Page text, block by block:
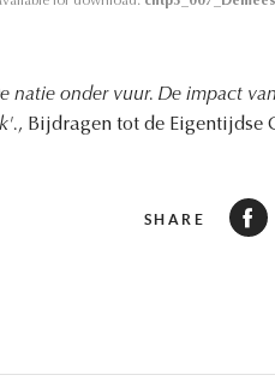
natie onder vuur. De impact
, Bijdragen tot de Eigentijdse
SHARE